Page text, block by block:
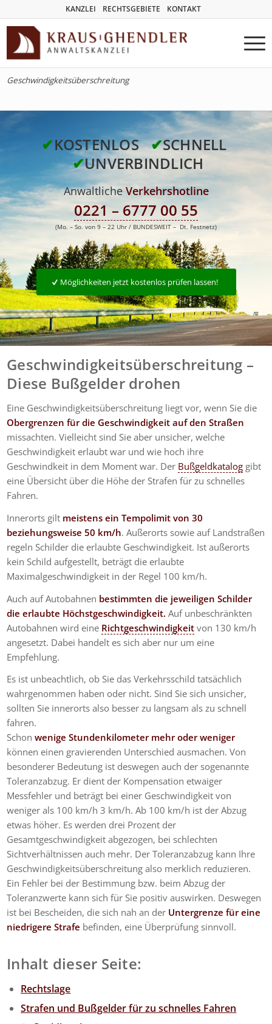
KANZLEI RECHTSGEBIETE KONTAKT
Geschwindigkeitsüberschreitung
✔KOSTENLOS ✔SCHNELL
✔UNVERBINDLICH
AnwaltlicheVerkehrshotline
0221 – 6777 00 55
(Mo. – So. von 9 – 22 Uhr / BUNDESWEIT – Dt. Festnetz)
Möglichkeiten jetzt kostenlos prüfen lassen!
Geschwindigkeitsüberschreitung –
Diese Bußgelder drohen
Eine Geschwindigkeitsüberschreitung liegt vor, wenn Sie die
Obergrenzen für die Geschwindigkeit auf den Straßen
missachten. Vielleicht sind Sie aber unsicher, welche
Geschwindigkeit erlaubt war und wie hoch ihre
Geschwindkeit in dem Moment war. Der Bußgeldkatalog gibt
eine Übersicht über die Höhe der Strafen für zu schnelles
Fahren.
Innerorts gilt meistens ein Tempolimit von 30
beziehungsweise 50 km/h. Außerorts sowie auf Landstraßen
regeln Schilder die erlaubte Geschwindigkeit. Ist außerorts
kein Schild aufgestellt, beträgt die erlaubte
Maximalgeschwindigkeit in der Regel 100 km/h.
Auch auf Autobahnen bestimmten die jeweiligen Schilder
die erlaubte Höchstgeschwindigkeit. Auf unbeschränkten
Autobahnen wird eine Richtgeschwindigkeit von 130 km/h
angesetzt. Dabei handelt es sich aber nur um eine
Empfehlung.
Es ist unbeachtlich, ob Sie das Verkehrsschild tatsächlich
wahrgenommen haben oder nicht. Sind Sie sich unsicher,
sollten Sie innerorts also besser zu langsam als zu schnell
fahren.
Schon wenige Stundenkilometer mehr oder weniger
können einen gravierenden Unterschied ausmachen. Von
besonderer Bedeutung ist deswegen auch der sogenannte
Toleranzabzug. Er dient der Kompensation etwaiger
Messfehler und beträgt bei einer Geschwindigkeit von
weniger als 100 km/h 3 km/h. Ab 100 km/h ist der Abzug
etwas höher. Es werden drei Prozent der
Gesamtgeschwindigkeit abgezogen, bei schlechten
Sichtverhältnissen auch mehr. Der Toleranzabzug kann Ihre
Geschwindigkeitsüberschreitung also merklich reduzieren.
Ein Fehler bei der Bestimmung bzw. beim Abzug der
Toleranzwerte kann sich für Sie positiv auswirken. Deswegen
ist bei Bescheiden, die sich nah an der Untergrenze für eine
niedrigere Strafe befinden, eine Überprüfung sinnvoll.
Inhalt dieser Seite:
Rechtslage
Strafen und Bußgelder für zu schnelles Fahren